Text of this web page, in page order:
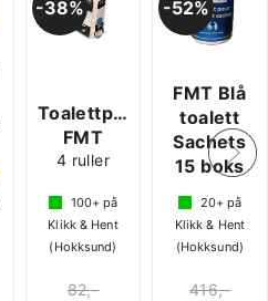
38%
Toalettpapir
FMT
4 ruller
100+ på
Klikk & Hent
(Hokksund)
82,-
52%
FMT Blå
toalett
Sachets
15 boks
20+på
Klikk & Hent
(Hokksund)
416,-